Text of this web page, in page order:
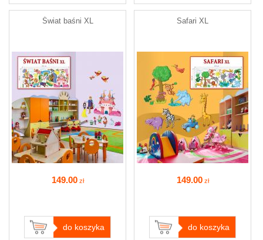
Świat baśni XL
149.00 zł
do koszyka
Safari XL
149.00 zł
do koszyka